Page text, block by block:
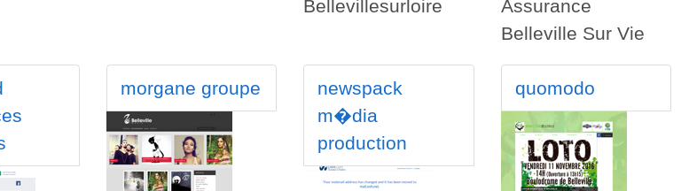
Bellevillesurloire
Assurance
Belleville Sur Vie
morgane groupe
newspack
m�dia
production
quomodo